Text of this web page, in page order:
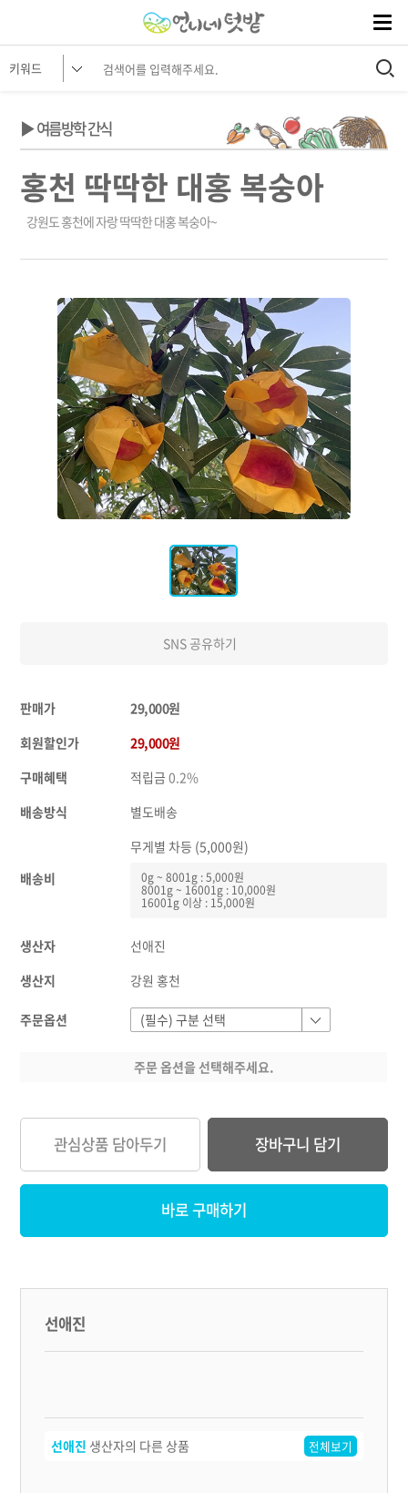
▶ 여름방학 간식
홍천 딱딱한 대홍 복숭아
강원도 홍천에 자랑 딱딱한 대홍 복숭아~
SNS 공유하기
판매가
29,000원
회원할인가
29,000원
구매혜택
적립금0.2%
배송방식
별도배송
배송비
무게별 차등 (5,000원)
0g ~ 8001g : 5,000원
8001g ~ 16001g : 10,000원
16001g 이상 : 15,000원
생산자
선애진
생산지
강원 홍천
주문옵션
주문 옵션을 선택해주세요.
관심상품 담아두기 장바구니 담기
바로 구매하기
선애진
선애진 생산자의 다른 상품 전체보기